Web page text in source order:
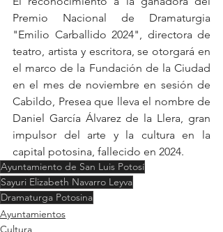
Premio Nacional de Dramaturgia
"Emilio Carballido 2024", directora de
teatro, artista y escritora, se otorgará en
el marco de la Fundación de la Ciudad
en el mes de noviembre en sesión de
Cabildo, Presea que lleva el nombre de
Daniel García Álvarez de la Llera, gran
impulsor del arte y la cultura en la
capital potosina, fallecido en 2024.
Ayuntamiento de San Luis Potosí
Sayuri Elizabeth Navarro Leyva
Dramaturga Potosina
Ayuntamientos
Cultura